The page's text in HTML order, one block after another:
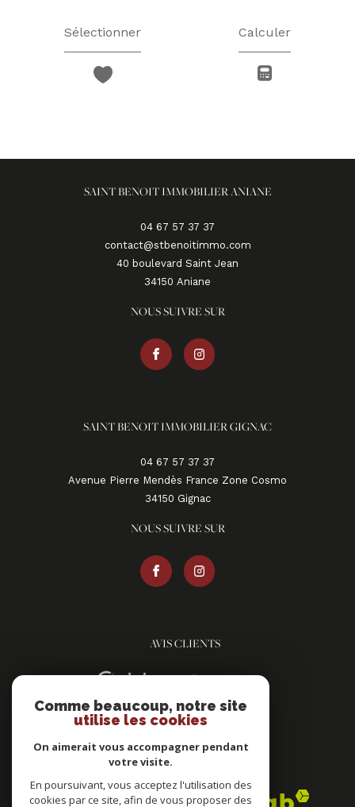
Sélectionner Calculer
SAINT BENOIT IMMOBILIER ANIANE
04 67 57 37 37
contact@stbenoitimmo.com
40 boulevard Saint Jean
34150
aniane
NOUS SUIVRE SUR
SAINT BENOIT IMMOBILIER GIGNAC
04 67 57 37 37
Avenue Pierre Mendès France Zone Cosmo
34150
gignac
NOUS SUIVRE SUR
AVIS CLIENTS
ADHÉRENTS
Comme beaucoup, notre site
utilise les cookies
On aimerait vous accompagner pendant
votre visite.
En poursuivant, vous acceptez l'utilisation des
cookies par ce site, afin de vous proposer des